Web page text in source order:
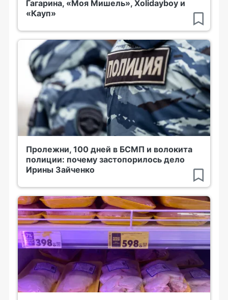
Гагарина, «Моя Мишель», Xolidayboy и
«Кауп»
Пролежни, 100 дней в БСМП и волокита
полиции: почему застопорилось дело
Ирины Зайченко